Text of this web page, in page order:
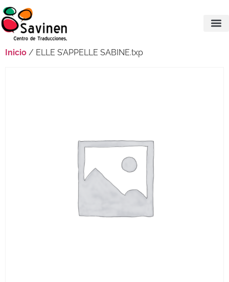
Inicio / ELLE S’APPELLE SABINE.txp